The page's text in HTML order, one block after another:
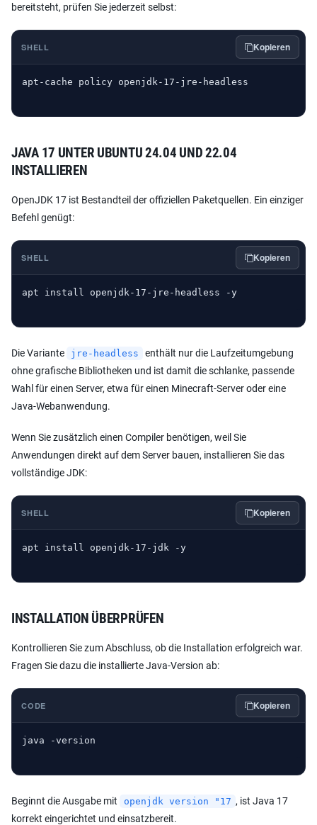
bereitsteht, prüfen Sie jederzeit selbst:
SHELL Kopieren
apt-cache policy openjdk-17-jre-headless
JAVA 17 UNTER UBUNTU 24.04 UND 22.04
INSTALLIEREN
OpenJDK 17 ist Bestandteil der offiziellen Paketquellen. Ein einziger
Befehl genügt:
SHELL Kopieren
apt install openjdk-17-jre-headless -y
Die Variante jre-headless
enthält nur die Laufzeitumgebung
ohne grafische Bibliotheken und ist damit die schlanke, passende
Wahl für einen Server, etwa für einen Minecraft-Server oder eine
Java-Webanwendung.
Wenn Sie zusätzlich einen Compiler benötigen, weil Sie
Anwendungen direkt auf dem Server bauen, installieren Sie das
vollständige JDK:
SHELL Kopieren
apt install openjdk-17-jdk -y
INSTALLATION ÜBERPRÜFEN
Kontrollieren Sie zum Abschluss, ob die Installation erfolgreich war.
Fragen Sie dazu die installierte Java-Version ab:
CODE Kopieren
java -version
Beginnt die Ausgabe mit openjdk version "17 , ist Java 17
korrekt eingerichtet und einsatzbereit.